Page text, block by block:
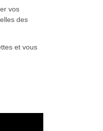
vos
des
et vous